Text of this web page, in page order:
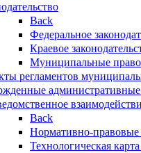
Back
Федеральное
Краевое
Муниципальные
регламентов
Back
Нормативно-правовые
Технологическая